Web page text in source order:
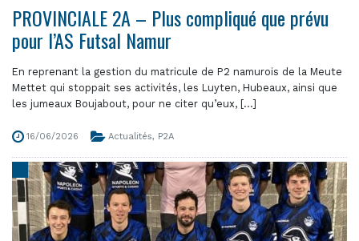
PROVINCIALE 2A – Plus compliqué que prévu
pour l’AS Futsal Namur
En reprenant la gestion du matricule de P2 namurois de la Meute
Mettet qui stoppait ses activités, les Luyten, Hubeaux, ainsi que
les jumeaux Boujabout, pour ne citer qu’eux, [...]
16/06/2026 Actualités, P2A